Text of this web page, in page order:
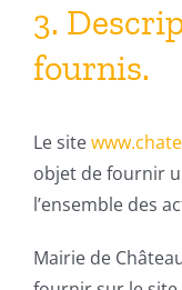
3.
fournis.
Le site
objet de fournir
l’ensemble des
Mairie de